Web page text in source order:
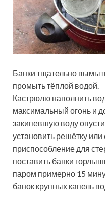
Банки тщательно
промыть тёплой водой.
Кастрюлю наполнить
максимальный огонь и
закипевшую воду
установить решётку
приспособление для
поставить банки
паром примерно 15
банок крупных капель